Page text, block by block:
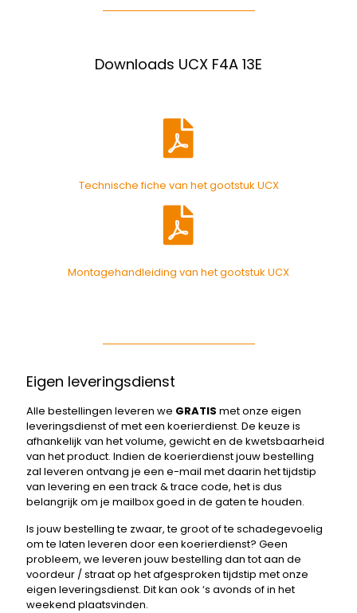
Downloads UCX F4A 13E
Technische fiche van het gootstuk UCX
Montagehandleiding van het gootstuk UCX
Eigen leveringsdienst
Alle bestellingen leveren we GRATIS met onze eigen
leveringsdienst of met een koerierdienst. De keuze is
afhankelijk van het volume, gewicht en de kwetsbaarheid
van het product. Indien de koerierdienst jouw bestelling
zal leveren ontvang je een e-mail met daarin het tijdstip
van levering en een track & trace code, het is dus
belangrijk om je mailbox goed in de gaten te houden.
Is jouw bestelling te zwaar, te groot of te schadegevoelig
om te laten leveren door een koerierdienst? Geen
probleem, we leveren jouw bestelling dan tot aan de
voordeur / straat op het afgesproken tijdstip met onze
eigen leveringsdienst. Dit kan ook ‘s avonds of in het
weekend plaatsvinden.